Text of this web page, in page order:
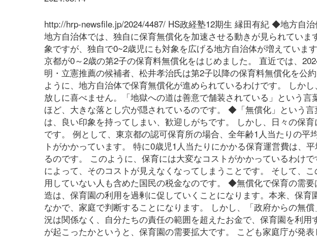
http://hrp-newsfile.jp/2024/4487/ HS政経塾12期生 縁田有紀 ◆地方自治
地方自治体では、独自に保育無償化を加速させる動きが見られてい
象ですが、独自で0~2歳児にも対象を広げる地方自治体が増えていま
京都が0～2歳の第2子の保育料無償化をはじめました。 直近では、
明・立憲推薦の候補者、松井孝治氏は第2子以降の保育料無償化を公
ように、地方自治体で保育無償化が進められているわけです。 しか
放しに喜べません。「地獄への道は善意で舗装されている」という
ほど、大きな落とし穴が隠されているのです。 ◆「無償化」という
は、良い印象を持ってしまい、歓迎しがちです。 しかし、日々の保
です。 例として、東京都の認可保育所の場合、全年齢1人当たりの平
トがかかっています。 特に0歳児1人当たりにかかる保育運営費は、
るのです。 このように、保育には大変なコストがかかっているわけ
によって、そのコストが見えなくなってしまうことです。 そして、
用していない人も含めた国民の税金なのです。 ◆無償化で保育の需
造は、保育園の利用を過剰に促していくことになります。本来、保
なかで、家庭で判断することになります。 しかし、「政府からの無
況は関係なく、自分たちの責任の範囲を超えたお金で、保育園を利
が起こったかというと、保育園の需要拡大です。 こども家庭庁が発